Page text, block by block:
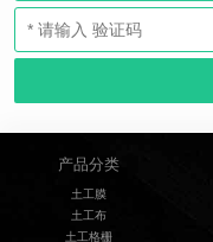
产品分类
土工膜
土工布
土工格栅